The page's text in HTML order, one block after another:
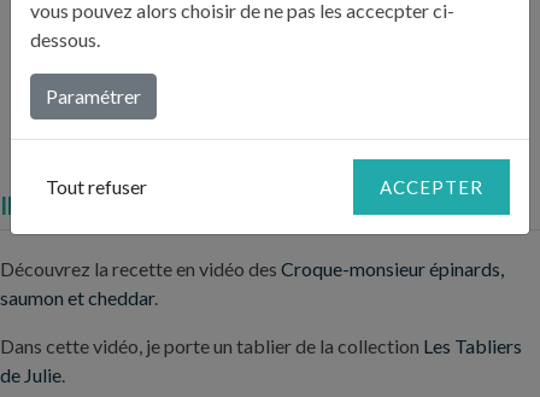
servez-les à l’apéritif ou en entrée accompagné d’une
salade verte.
INFORMATIONS COMPLÉMENTAIRES
Découvrez la recette en vidéo des Croque-monsieur épinards,
saumon et cheddar.
Dans cette vidéo, je porte un tablier de la collection Les Tabliers
de Julie.
vous pouvez alors choisir de ne pas les accecpter ci-
dessous.
Paramétrer
Tout refuser ACCEPTER